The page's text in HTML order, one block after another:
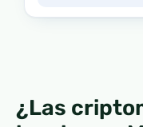
¿Las